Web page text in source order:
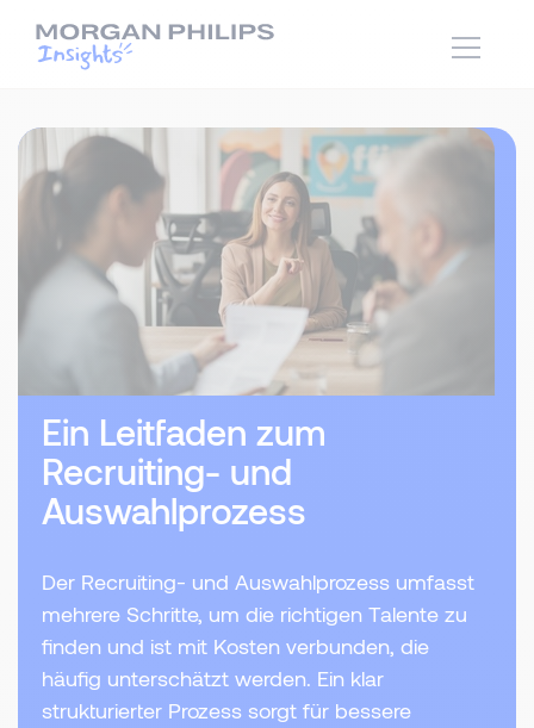
Ein Leitfaden zum
Recruiting- und
Auswahlprozess
Der Recruiting- und Auswahlprozess umfasst
mehrere Schritte, um die richtigen Talente zu
finden und ist mit Kosten verbunden, die
häufig unterschätzt werden. Ein klar
strukturierter Prozess sorgt für bessere